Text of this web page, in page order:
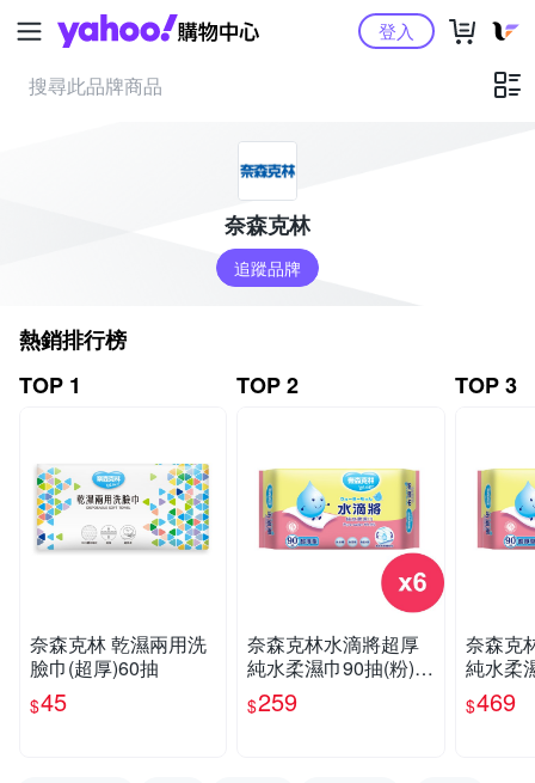
Yahoo購物中心登入
奈森克林
追蹤品牌
熱銷排行榜
TOP 1
奈森克林 乾濕兩用洗
臉巾(超厚)60抽
$45
TOP 2
奈森克林水滴將超厚
純水柔濕巾90抽(粉)x
6包
$259
TOP 3
奈森克
純水柔
12包
$469